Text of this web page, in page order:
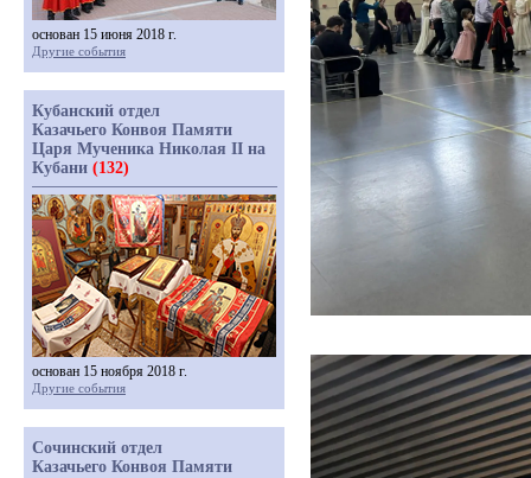
основан 15 июня 2018 г.
Другие события
Кубанский отдел
Казачьего Конвоя Памяти
Царя Мученика Николая II на
Кубани (132)
основан 15 ноября 2018 г.
Другие события
Сочинский отдел
Казачьего Конвоя Памяти